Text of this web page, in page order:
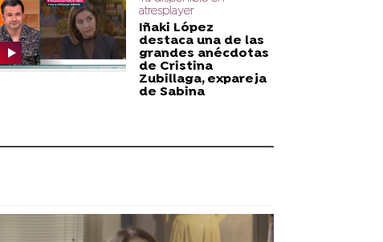
atresplayer
Iñaki López
destaca una de las
grandes anécdotas
de Cristina
Zubillaga, expareja
de Sabina